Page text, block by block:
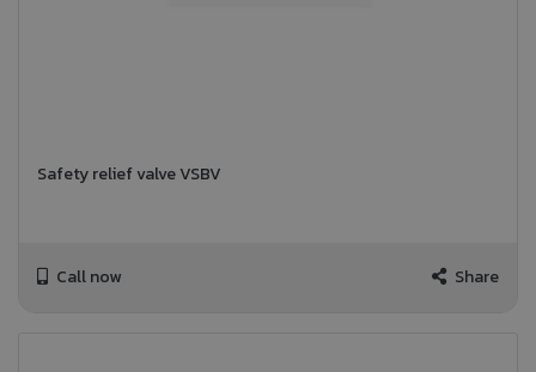
Safety relief valve VSBV
Call now Share